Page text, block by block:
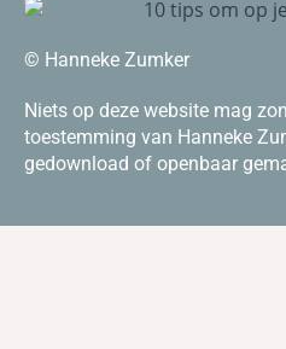
© Hanneke Zumker
Niets op deze website mag
toestemming van Hanneke
gedownload of openbaar